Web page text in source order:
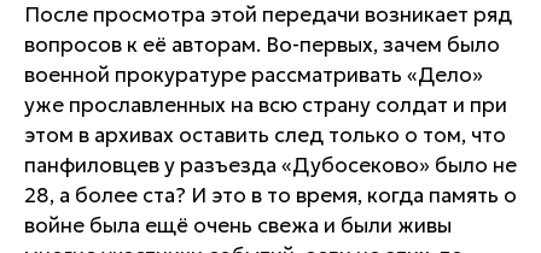
После просмотра этой передачи возникает ряд
вопросов к её авторам. Во-первых, зачем было
военной прокуратуре рассматривать «Дело»
уже прославленных на всю страну солдат и при
этом в архивах оставить след только о том, что
панфиловцев у разъезда «Дубосеково» было не
28, а более ста? И это в то время, когда память о
войне была ещё очень свежа и были живы